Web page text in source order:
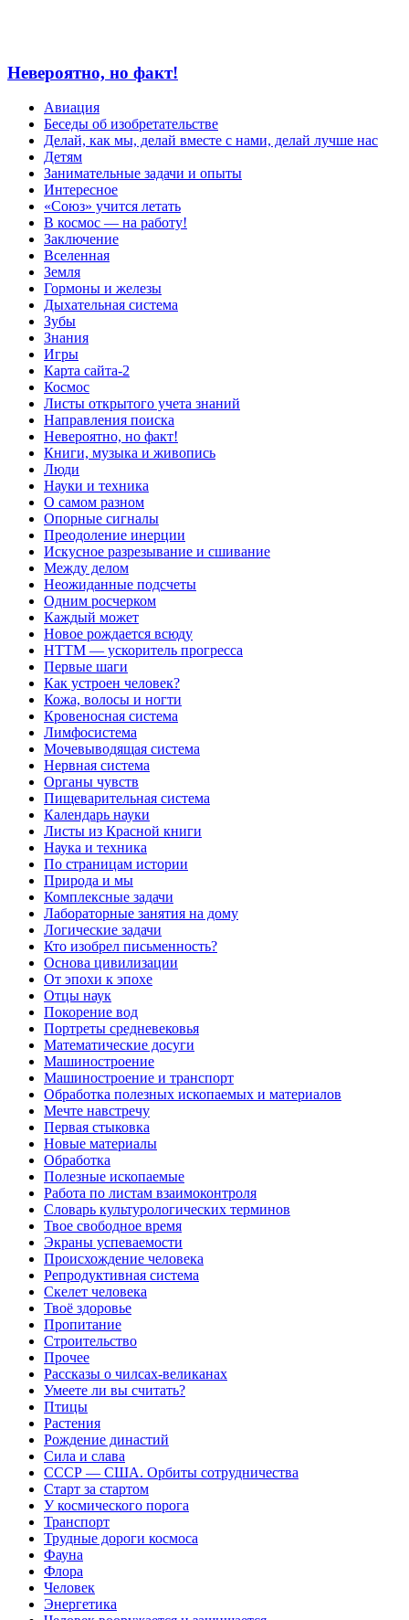
Невероятно, но факт!
Авиация
Беседы об изобретательстве
Делай, как мы, делай вместе с нами, делай лучше нас
Детям
Занимательные задачи и опыты
Интересное
«Союз» учится летать
В космос — на работу!
Заключение
Вселенная
Земля
Гормоны и железы
Дыхательная система
Зубы
Знания
Игры
Карта сайта-2
Космос
Листы открытого учета знаний
Направления поиска
Невероятно, но факт!
Книги, музыка и живопись
Люди
Науки и техника
О самом разном
Опорные сигналы
Преодоление инерции
Искусное разрезывание и сшивание
Между делом
Неожиданные подсчеты
Одним росчерком
Каждый может
Новое рождается всюду
НТТМ — ускоритель прогресса
Первые шаги
Как устроен человек?
Кожа, волосы и ногти
Кровеносная система
Лимфосистема
Мочевыводящая система
Нервная система
Органы чувств
Пищеварительная система
Календарь науки
Листы из Красной книги
Наука и техника
По страницам истории
Природа и мы
Комплексные задачи
Лабораторные занятия на дому
Логические задачи
Кто изобрел письменность?
Основа цивилизации
От эпохи к эпохе
Отцы наук
Покорение вод
Портреты средневековья
Математические досуги
Машиностроение
Машиностроение и транспорт
Обработка полезных ископаемых и материалов
Мечте навстречу
Первая стыковка
Новые материалы
Обработка
Полезные ископаемые
Работа по листам взаимоконтроля
Словарь культурологических терминов
Твое свободное время
Экраны успеваемости
Происхождение человека
Репродуктивная система
Скелет человека
Твоё здоровье
Пропитание
Строительство
Прочее
Рассказы о чилсах-великанах
Умеете ли вы считать?
Птицы
Растения
Рождение династий
Сила и слава
СССР — США. Орбиты сотрудничества
Старт за стартом
У космического порога
Транспорт
Трудные дороги космоса
Фауна
Флора
Человек
Энергетика